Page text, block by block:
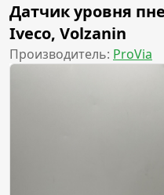
Датчик уровня
Iveco, Volzanin
Производитель: ProVia